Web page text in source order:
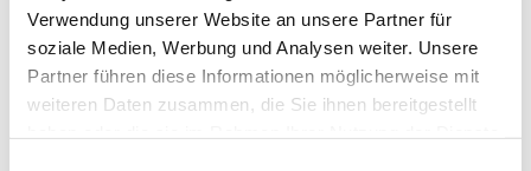
Verwendung unserer Website an unsere Partner für
soziale Medien, Werbung und Analysen weiter. Unsere
Partner führen diese Informationen möglicherweise mit
weiteren Daten zusammen, die Sie ihnen bereitgestellt